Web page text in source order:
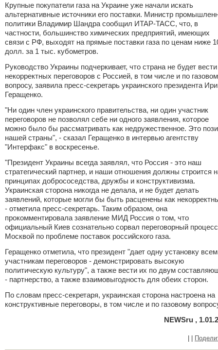
Крупные покупатели газа на Украине уже начали искать
альтернативные источники его поставки. Министр
политики Владимир Шандра сообщил ИТАР-ТАСС, что, в
частности, большинство химических предприятий, имеющих
связи с РФ, выходят на прямые поставки газа по ценам ниже
долл. за 1 тыс. кубометров.
Руководство Украины подчеркивает, что страна не будет вести
некорректных переговоров с Россией, в том числе и по
вопросу, заявила пресс-секретарь украинского президента
Геращенко.
"Ни один член украинского правительства, ни один участник
переговоров не позволял себе ни одного заявления, которое
можно было бы рассматривать как недружественное. Это
нашей страны", - сказал Геращенко в интервью агентству
"Интерфакс" в воскресенье.
"Президент Украины всегда заявлял, что Россия - это наш
стратегический партнер, и наши отношения должны строится
принципах добрососедства, дружбы и конструктивизма.
Украинская сторона никогда не делала, и не будет делать
заявлений, которые могли бы быть расценены как
- отметила пресс-секретарь. Таким образом, она
прокомментировала заявление МИД Россия о том, что
официальный Киев сознательно сорвал переговорный
Москвой по проблеме поставок российского газа.
Геращенко отметила, что президент "дает одну установку всем
участникам переговоров - демонстрировать высокую
политическую культуру", а также вести их по двум
- партнерство, а также взаимовыгодность для обеих сторон.
По словам пресс-секретаря, украинская сторона настроена на
конструктивные переговоры, в том числе и по газовому
NEWSru ,